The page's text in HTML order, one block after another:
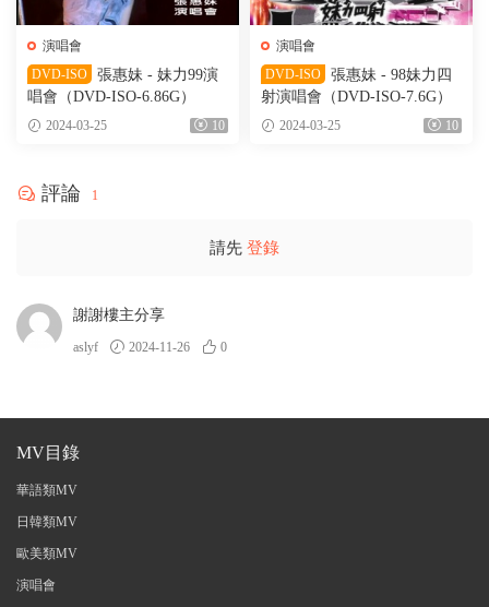
演唱會
DVD-ISO
張惠妹 - 妹力99演
唱會（DVD-ISO-6.86G）
2024-03-25 10
演唱會
DVD-ISO
張惠妹 - 98妹力四
射演唱會（DVD-ISO-7.6G）
2024-03-25 10
評論 1
請先 登錄
謝謝樓主分享
aslyf 2024-11-26 0
MV目錄
華語類MV
日韓類MV
歐美類MV
演唱會